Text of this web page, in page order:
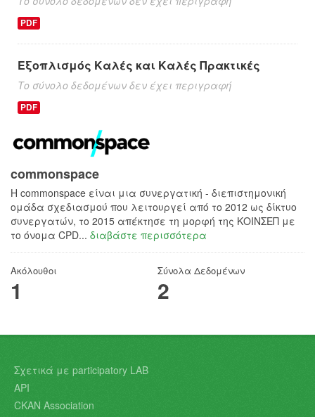
PDF
Εξοπλισμός Καλές και Καλές Πρακτικές
Το σύνολο δεδομένων δεν έχει περιγραφή
PDF
commonspace
H commonspace είναι μια συνεργατική - διεπιστημονική
ομάδα σχεδιασμού που λειτουργεί από το 2012 ως δίκτυο
συνεργατών, το 2015 απέκτησε τη μορφή της ΚΟΙΝΣΕΠ με
το όνομα CPD... διαβάστε περισσότερα
Ακόλουθοι
1
Σύνολα Δεδομένων
2
Σχετικά με participatory LAB
API
CKAN Association